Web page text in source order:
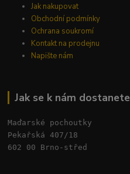
Jak nakupovat
Obchodní podmínky
Ochrana soukromí
Kontakt na prodejnu
Napište nám
Jak se k nám dostanete
Maďarské pochoutky
Pekařská 407/18
602 00 Brno-střed